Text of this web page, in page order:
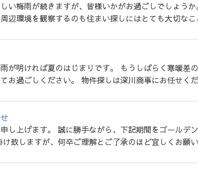
い梅雨が続きますが、皆様いかがお過ごしでしょう
辺環境を観察するのも住まい探しにはとても大切な
が明ければ夏のはじまりです。 もうしばらく寒暖差
お過ごしください。 物件探しは深川商事にお任せく
し上げます。 誠に勝手ながら、下記期間をゴールデ
致しますが、何卒ご理解とご了承のほど宜しくお願